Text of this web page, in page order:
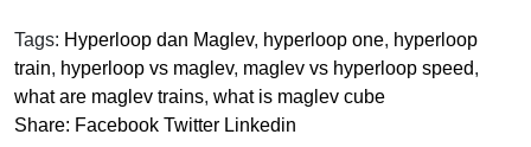
Tags: Hyperloop dan Maglev, hyperloop one, hyperloop
train, hyperloop vs maglev, maglev vs hyperloop speed,
what are maglev trains, what is maglev cube
Share: Facebook Twitter Linkedin